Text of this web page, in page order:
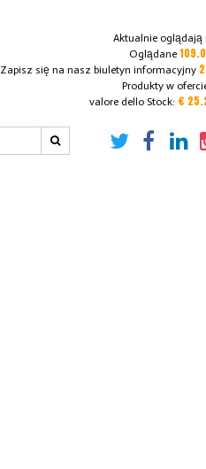
Aktualnie oglądają
Oglądane
Zapisz się na nasz biuletyn informacyjny
Produkty w
valore dello Stock: €